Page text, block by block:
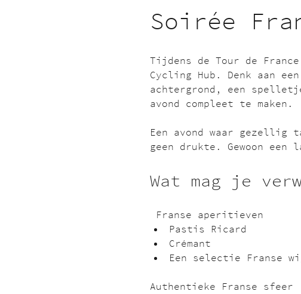
Soirée
Tijdens de Tour de
Cycling Hub. Denk aan
achtergrond, een
avond compleet te maken.
Een avond waar gezellig
geen drukte. Gewoon
Wat mag je
Franse aperitieven
Pastis Ricard
Crémant
Een selectie Franse
Authentieke Franse sfeer